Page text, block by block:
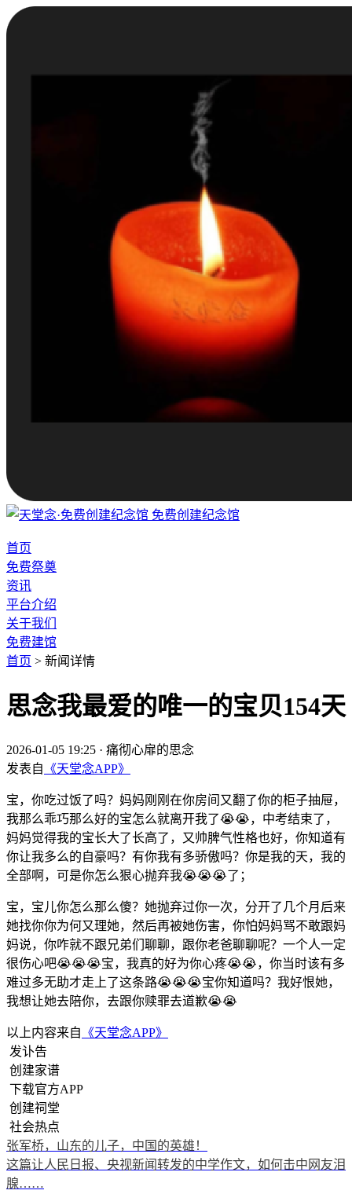
免费创建纪念馆
首页
免费祭奠
资讯
平台介绍
关于我们
免费建馆
首页 > 新闻详情
思念我最爱的唯一的宝贝154天
2026-01-05 19:25 · 痛彻心扉的思念
发表自 《天堂念APP》
宝，你吃过饭了吗？妈妈刚刚在你房间又翻了你的柜子抽屉，
我那么乖巧那么好的宝怎么就离开我了😭😭，中考结束了，
妈妈觉得我的宝长大了长高了，又帅脾气性格也好，你知道有
你让我多么的自豪吗？有你我有多骄傲吗？你是我的天，我的
全部啊，可是你怎么狠心抛弃我😭😭😭了；
宝，宝儿你怎么那么傻？她抛弃过你一次，分开了几个月后来
她找你你为何又理她，然后再被她伤害，你怕妈妈骂不敢跟妈
妈说，你咋就不跟兄弟们聊聊，跟你老爸聊聊呢？一个人一定
很伤心吧😭😭😭宝，我真的好为你心疼😭😭，你当时该有多
难过多无助才走上了这条路😭😭😭宝你知道吗？我好恨她，
我想让她去陪你，去跟你赎罪去道歉😭😭
以上内容来自 《天堂念APP》
发讣告
创建家谱
下载官方APP
创建祠堂
社会热点
张军桥，山东的儿子，中国的英雄！
这篇让人民日报、央视新闻转发的中学作文，如何击中网友泪
腺……